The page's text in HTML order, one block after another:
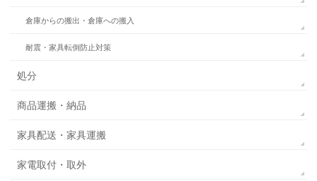
倉庫からの搬出・倉庫への搬入
耐震・家具転倒防止対策
処分
商品運搬・納品
家具配送・家具運搬
家電取付・取外